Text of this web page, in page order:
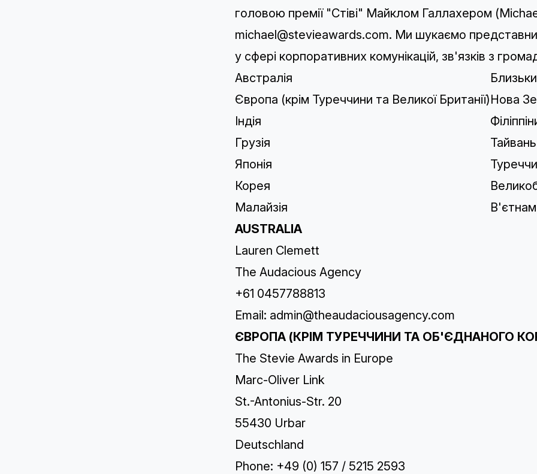
головою премії "Стіві" Майклом Галлахером
michael@stevieawards.com. Ми шукаємо
у сфері корпоративних комунікацій, зв'язків з
Австралія
Європа (крім Туреччини та Великої Британії)Нова
Індія
Грузія
Тайвань
Японія
Корея
Малайзія
В'єтнам
AUSTRALIA
Lauren Clemett
The Audacious Agency
+61 0457788813
Email: admin@theaudaciousagency.com
ЄВРОПА (КРІМ ТУРЕЧЧИНИ ТА ОБ'ЄДНАНОГО
The Stevie Awards in Europe
Marc-Oliver Link
St.-Antonius-Str. 20
55430 Urbar
Deutschland
Phone: +49 (0) 157 / 5215 2593